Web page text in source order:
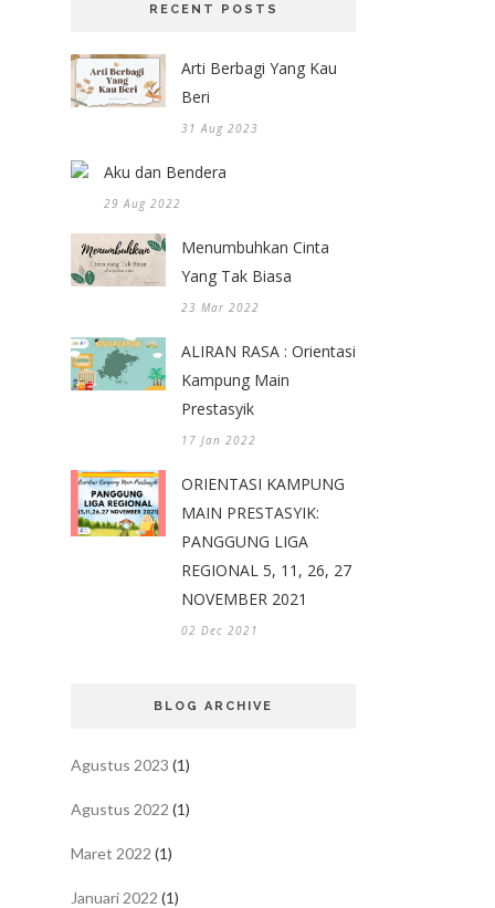
RECENT POSTS
Arti Berbagi Yang Kau
Beri
31 Aug 2023
Aku dan Bendera
29 Aug 2022
Menumbuhkan Cinta
Yang Tak Biasa
23 Mar 2022
ALIRAN RASA : Orientasi
Kampung Main
Prestasyik
17 Jan 2022
ORIENTASI KAMPUNG
MAIN PRESTASYIK:
PANGGUNG LIGA
REGIONAL 5, 11, 26, 27
NOVEMBER 2021
02 Dec 2021
BLOG ARCHIVE
Agustus 2023 (1)
Agustus 2022 (1)
Maret 2022 (1)
Januari 2022 (1)